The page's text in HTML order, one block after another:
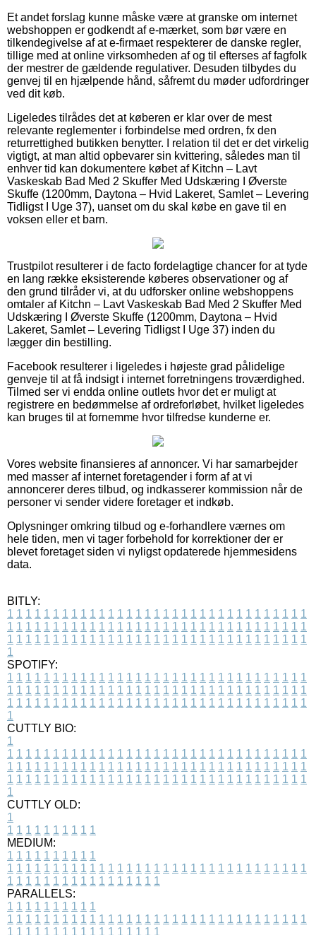
Et andet forslag kunne måske være at granske om internet
webshoppen er godkendt af e-mærket, som bør være en
tilkendegivelse af at e-firmaet respekterer de danske regler,
tillige med at online virksomheden af og til efterses af fagfolk
der mestrer de gældende regulativer. Desuden tilbydes du
genvej til en hjælpende hånd, såfremt du møder udfordringer
ved dit køb.
Ligeledes tilrådes det at køberen er klar over de mest
relevante reglementer i forbindelse med ordren, fx den
returrettighed butikken benytter. I relation til det er det virkelig
vigtigt, at man altid opbevarer sin kvittering, således man til
enhver tid kan dokumentere købet af Kitchn – Lavt
Vaskeskab Bad Med 2 Skuffer Med Udskæring I Øverste
Skuffe (1200mm, Daytona – Hvid Lakeret, Samlet – Levering
Tidligst I Uge 37), uanset om du skal købe en gave til en
voksen eller et barn.
Trustpilot resulterer i de facto fordelagtige chancer for at tyde
en lang række eksisterende køberes observationer og af
den grund tilråder vi, at du udforsker online webshoppens
omtaler af Kitchn – Lavt Vaskeskab Bad Med 2 Skuffer Med
Udskæring I Øverste Skuffe (1200mm, Daytona – Hvid
Lakeret, Samlet – Levering Tidligst I Uge 37) inden du
lægger din bestilling.
Facebook resulterer i ligeledes i højeste grad pålidelige
genveje til at få indsigt i internet forretningens troværdighed.
Tilmed ser vi endda online outlets hvor det er muligt at
registrere en bedømmelse af ordreforløbet, hvilket ligeledes
kan bruges til at fornemme hvor tilfredse kunderne er.
Vores website finansieres af annoncer. Vi har samarbejder
med masser af internet foretagender i form af at vi
annoncerer deres tilbud, og indkasserer kommission når de
personer vi sender videre foretager et indkøb.
Oplysninger omkring tilbud og e-forhandlere værnes om
hele tiden, men vi tager forbehold for korrektioner der er
blevet foretaget siden vi nyligst opdaterede hjemmesidens
data.
BITLY:
1 1 1 1 1 1 1 1 1 1 1 1 1 1 1 1 1 1 1 1 1 1 1 1 1 1 1 1 1 1 1 1 1
1 1 1 1 1 1 1 1 1 1 1 1 1 1 1 1 1 1 1 1 1 1 1 1 1 1 1 1 1 1 1 1 1
1 1 1 1 1 1 1 1 1 1 1 1 1 1 1 1 1 1 1 1 1 1 1 1 1 1 1 1 1 1 1 1 1
1
SPOTIFY:
1 1 1 1 1 1 1 1 1 1 1 1 1 1 1 1 1 1 1 1 1 1 1 1 1 1 1 1 1 1 1 1 1
1 1 1 1 1 1 1 1 1 1 1 1 1 1 1 1 1 1 1 1 1 1 1 1 1 1 1 1 1 1 1 1 1
1 1 1 1 1 1 1 1 1 1 1 1 1 1 1 1 1 1 1 1 1 1 1 1 1 1 1 1 1 1 1 1 1
1
CUTTLY BIO:
1
1 1 1 1 1 1 1 1 1 1 1 1 1 1 1 1 1 1 1 1 1 1 1 1 1 1 1 1 1 1 1 1 1
1 1 1 1 1 1 1 1 1 1 1 1 1 1 1 1 1 1 1 1 1 1 1 1 1 1 1 1 1 1 1 1 1
1 1 1 1 1 1 1 1 1 1 1 1 1 1 1 1 1 1 1 1 1 1 1 1 1 1 1 1 1 1 1 1 1
1
CUTTLY OLD:
1
1 1 1 1 1 1 1 1 1 1
MEDIUM:
1 1 1 1 1 1 1 1 1 1
1 1 1 1 1 1 1 1 1 1 1 1 1 1 1 1 1 1 1 1 1 1 1 1 1 1 1 1 1 1 1 1 1
1 1 1 1 1 1 1 1 1 1 1 1 1 1 1 1 1
PARALLELS:
1 1 1 1 1 1 1 1 1 1
1 1 1 1 1 1 1 1 1 1 1 1 1 1 1 1 1 1 1 1 1 1 1 1 1 1 1 1 1 1 1 1 1
1 1 1 1 1 1 1 1 1 1 1 1 1 1 1 1 1